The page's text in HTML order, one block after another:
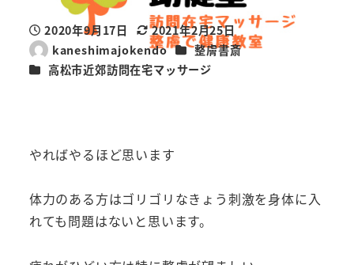
投稿日
2020年9月17日
更新日
2021年2月25日
著
者
kaneshimajokendo カテゴリー
整膚書斎
カテゴリー
高松市近郊訪問在宅マッサージ
やればやるほど思います
体力のある方はゴリゴリなきょう刺激を身体に入
れても問題はないと思います。